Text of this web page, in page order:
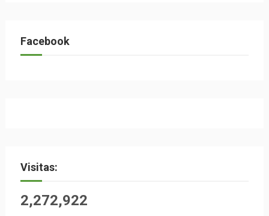
Facebook
Visitas:
2,272,922